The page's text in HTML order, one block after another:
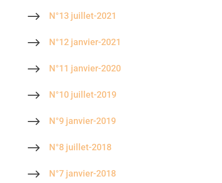
$ N°13 juillet-2021
$ N°12 janvier-2021
$ N°11 janvier-2020
$ N°10 juillet-2019
$ N°9 janvier-2019
$ N°8 juillet-2018
$ N°7 janvier-2018